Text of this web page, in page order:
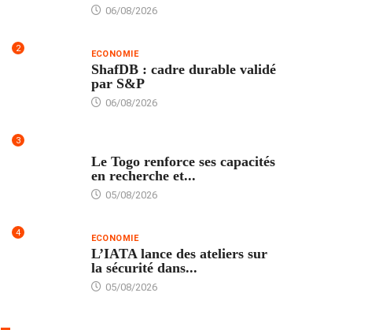
06/08/2026
2 ECONOMIE
ShafDB : cadre durable validé
par S&P
06/08/2026
3
Le Togo renforce ses capacités
en recherche et...
05/08/2026
4 ECONOMIE
L’IATA lance des ateliers sur
la sécurité dans...
05/08/2026